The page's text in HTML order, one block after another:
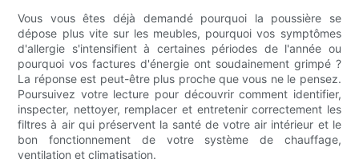
Vous vous êtes déjà demandé pourquoi la poussière se
dépose plus vite sur les meubles, pourquoi vos symptômes
d'allergie s'intensifient à certaines périodes de l'année ou
pourquoi vos factures d'énergie ont soudainement grimpé ?
La réponse est peut-être plus proche que vous ne le pensez.
Poursuivez votre lecture pour découvrir comment identifier,
inspecter, nettoyer, remplacer et entretenir correctement les
filtres à air qui préservent la santé de votre air intérieur et le
bon fonctionnement de votre système de chauffage,
ventilation et climatisation.